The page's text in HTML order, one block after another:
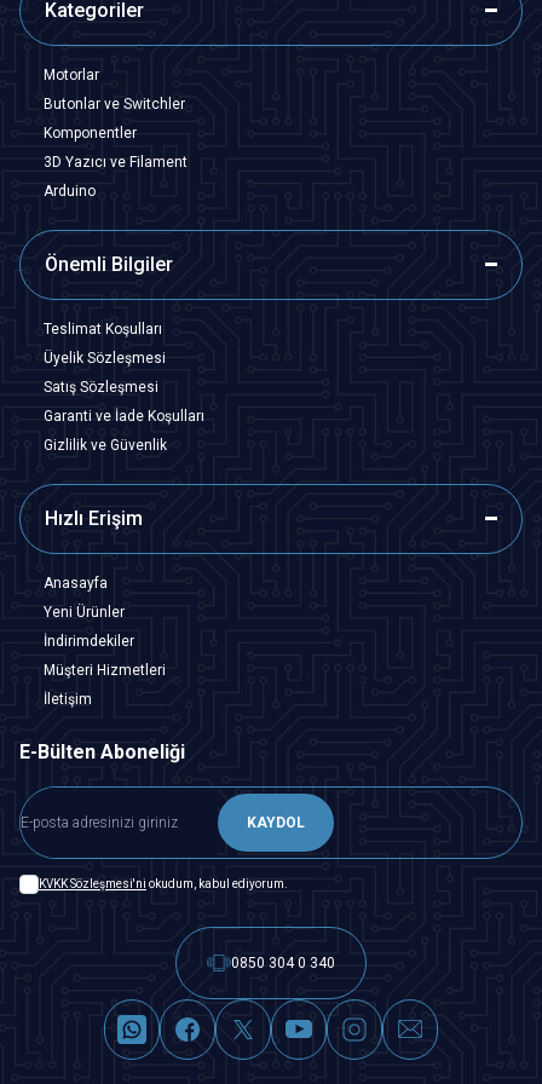
Kategoriler
Motorlar
Butonlar ve Switchler
Komponentler
3D Yazıcı ve Filament
Arduino
Önemli Bilgiler
Teslimat Koşulları
Üyelik Sözleşmesi
Satış Sözleşmesi
Garanti ve İade Koşulları
Gizlilik ve Güvenlik
Hızlı Erişim
Anasayfa
Yeni Ürünler
İndirimdekiler
Müşteri Hizmetleri
İletişim
E-Bülten Aboneliği
KAYDOL
KVKK Sözleşmesi'ni okudum, kabul ediyorum.
0850 304 0 340